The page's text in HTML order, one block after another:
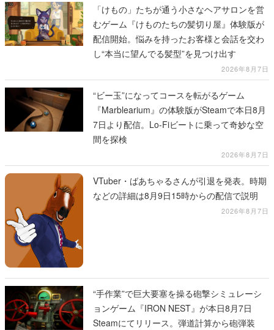
「けもの」たちが通う小さなヘアサロンを営
むゲーム『けものたちの髪切り屋』体験版が
配信開始。悩みを持ったお客様と会話を交わ
し“本当に望んでる髪型”を見つけ出す
2026年8月7日
“ビー玉”になってコースを転がるゲーム
『Marblearium』の体験版がSteamで本日8月
7日より配信。Lo-Fiビートに乗って奇妙な空
間を探検
2026年8月7日
VTuber・ばあちゃるさんが引退を発表。時期
などの詳細は8月9日15時からの配信で説明
2026年8月7日
“手作業”で巨大要塞を操る砲撃シミュレーシ
ョンゲーム『IRON NEST』が本日8月7日
Steamにてリリース。弾道計算から砲弾装